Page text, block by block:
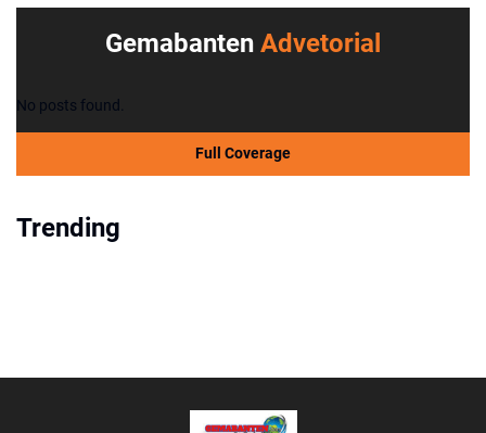
Gemabanten Advetorial
No posts found.
Full Coverage
Trending